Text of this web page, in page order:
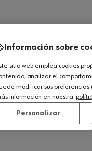
Información sobre
sitio web emplea cookies
analizar el
modificar sus
información en nuestra
Personalizar